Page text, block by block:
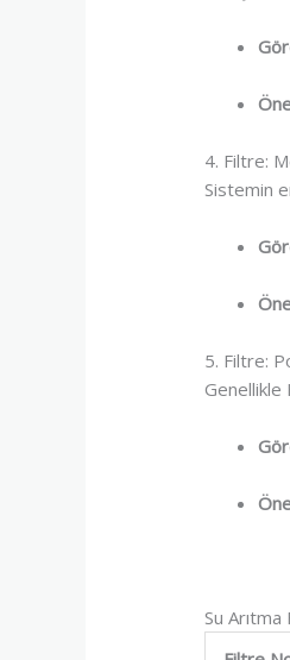
4. Filtre:
Sistemin
5. Filtre:
Genellikle
Su